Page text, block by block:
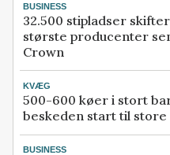
BUSINESS
32.500 stipladser
største producenter
Crown
KVÆG
500-600 køer i stort
beskeden start til
BUSINESS